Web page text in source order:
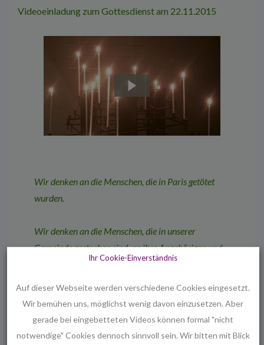
Videoeinladung zum Gottesdienst am 22.11.2015
Wir denken an die Menschen, die in Paris getötet
wurden.
Wir denken an die Menschen, die in unserer
Gemeinde gestorben sind, an ihre Angehörigen und
Freunde, an alle, die in den letzten Monaten einen
Krieg, an den Folgen von AIDs gestorben sind.
Ihr Cookie-Einverständnis
Auf dieser Webseite werden verschiedene Cookies eingesetzt.
Wir bemühen uns, möglichst wenig davon einzusetzen. Aber
gerade bei eingebetteten Videos können formal "nicht
notwendige" Cookies dennoch sinnvoll sein. Wir bitten mit Blick